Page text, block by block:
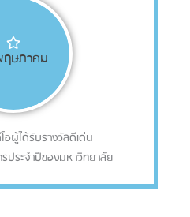
ษภาคม
อผู้ได้รับรางวัลดีเด่น
ประจำปีของมหาวิทยาลัย